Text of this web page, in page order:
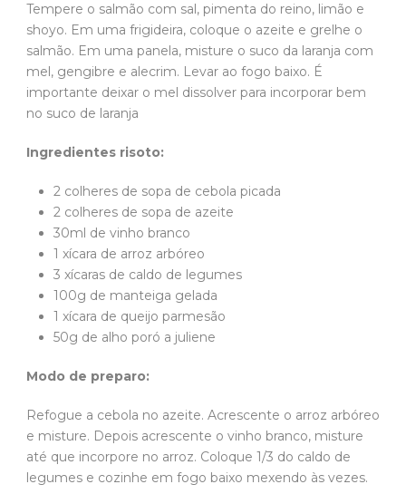
Tempere o salmão com sal, pimenta do reino, limão e
shoyo. Em uma frigideira, coloque o azeite e grelhe o
salmão. Em uma panela, misture o suco da laranja com
mel, gengibre e alecrim. Levar ao fogo baixo. É
importante deixar o mel dissolver para incorporar bem
no suco de laranja
Ingredientes risoto:
2 colheres de sopa de cebola picada
2 colheres de sopa de azeite
30ml de vinho branco
1 xícara de arroz arbóreo
3 xícaras de caldo de legumes
100g de manteiga gelada
1 xícara de queijo parmesão
50g de alho poró a juliene
Modo de preparo:
Refogue a cebola no azeite. Acrescente o arroz arbóreo
e misture. Depois acrescente o vinho branco, misture
até que incorpore no arroz. Coloque 1/3 do caldo de
legumes e cozinhe em fogo baixo mexendo às vezes.